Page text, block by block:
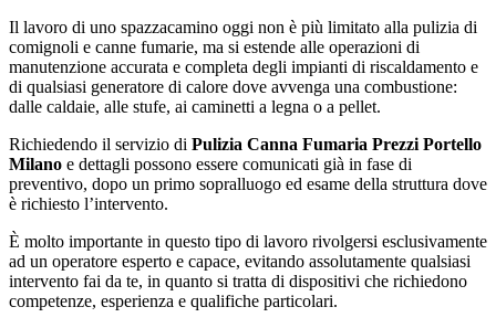
Il lavoro di uno spazzacamino oggi non è più limitato alla pulizia di
comignoli e canne fumarie, ma si estende alle operazioni di
manutenzione accurata e completa degli impianti di riscaldamento e
di qualsiasi generatore di calore dove avvenga una combustione:
dalle caldaie, alle stufe, ai caminetti a legna o a pellet.
Richiedendo il servizio di Pulizia Canna Fumaria Prezzi Portello
Milano e dettagli possono essere comunicati già in fase di
preventivo, dopo un primo sopralluogo ed esame della struttura dove
è richiesto l’intervento.
È molto importante in questo tipo di lavoro rivolgersi esclusivamente
ad un operatore esperto e capace, evitando assolutamente qualsiasi
intervento fai da te, in quanto si tratta di dispositivi che richiedono
competenze, esperienza e qualifiche particolari.